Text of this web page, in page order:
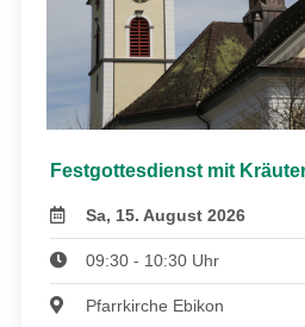
Festgottesdienst mit
Sa, 15. August 2026
09:30 - 10:30 Uhr
Pfarrkirche Ebikon